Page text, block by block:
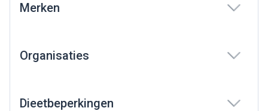
Merken
Organisaties
Dieetbeperkingen